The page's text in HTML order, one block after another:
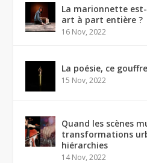
La marionnette
art à part entière ?
16 Nov, 2022
La poésie, ce
15 Nov, 2022
Quand les scènes
transformations
hiérarchies
14 Nov, 2022